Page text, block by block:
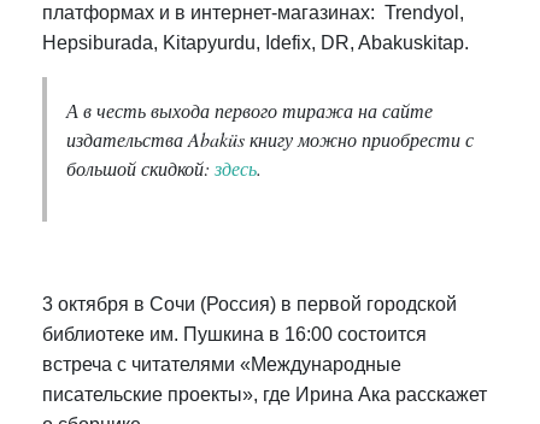
платформах и в интернет-магазинах: Trendyol,
Hepsiburada, Kitapyurdu, Idefix, DR, Abakuskitap.
А в честь выхода первого тиража на сайте
издательства Abaküs книгу можно приобрести с
большой скидкой: здесь.
3 октября в Сочи (Россия) в первой городской
библиотеке им. Пушкина в 16:00 состоится
встреча с читателями «Международные
писательские проекты», где Ирина Ака расскажет